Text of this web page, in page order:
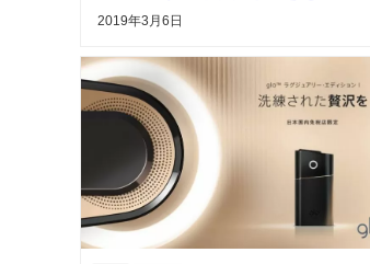
2019年3月6日